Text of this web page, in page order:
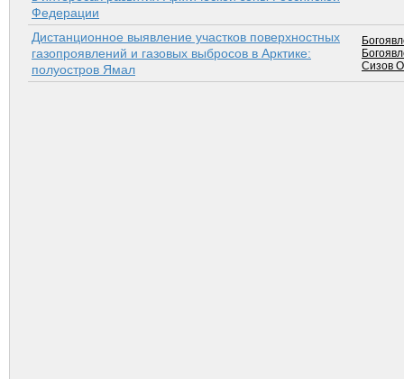
Федерации
Дистанционное выявление участков поверхностных
газопроявлений и газовых выбросов в Арктике:
полуостров Ямал
Сизов